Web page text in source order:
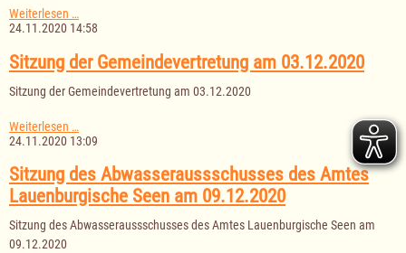
Weiterlesen …I.
Nachtragssatzung
Gebührensatzung
Gewässerunterhaltungsverband
24.11.2020 14:58
Sitzung der Gemeindevertretung am 03.12.2020
Sitzung der Gemeindevertretung am 03.12.2020
Weiterlesen …
der
am
03.12.2020
24.11.2020 13:09
Sitzung des Abwasseraussschusses des Amtes
Lauenburgische Seen am 09.12.2020
Sitzung des Abwasseraussschusses des Amtes Lauenburgische Seen am
09.12.2020